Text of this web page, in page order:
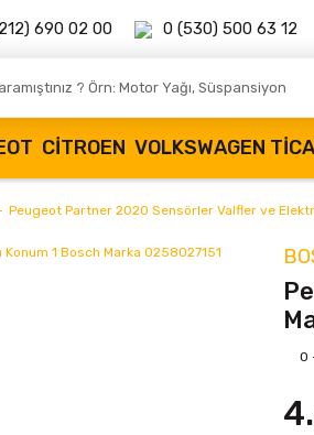
690 02 00 0 (530) 500 63 12
CITROEN VOLKSWAGEN
Peugeot Partner 2020 Sensörler Valfler ve
0